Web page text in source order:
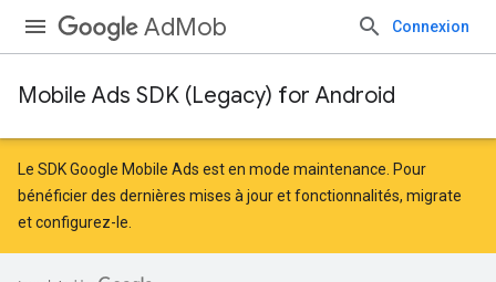
AdMob Connexion
Mobile Ads SDK (Legacy) for Android
Le SDK Google Mobile Ads est en mode maintenance. Pour
bénéficier des dernières mises à jour et fonctionnalités, migrate
etconfigurez-le